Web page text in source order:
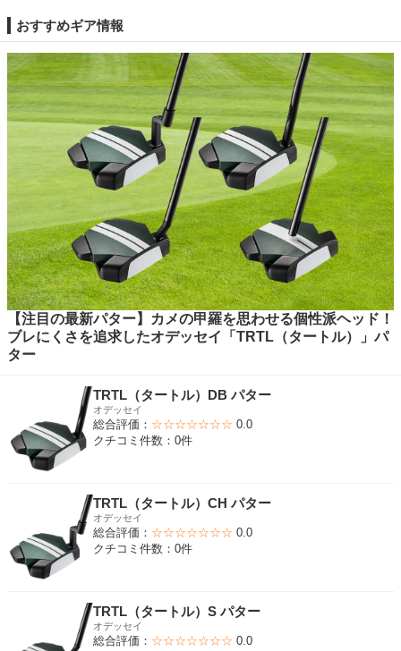
おすすめギア情報
【注目の最新パター】カメの甲羅を思わせる個性派ヘッド！
ブレにくさを追求したオデッセイ「TRTL（タートル）」パ
ター
TRTL（タートル）DB パター
オデッセイ
総合評価： ☆☆☆☆☆☆☆ 0.0
クチコミ件数：0件
TRTL（タートル）CH パター
オデッセイ
総合評価： ☆☆☆☆☆☆☆ 0.0
クチコミ件数：0件
TRTL（タートル）S パター
オデッセイ
総合評価： ☆☆☆☆☆☆☆ 0.0